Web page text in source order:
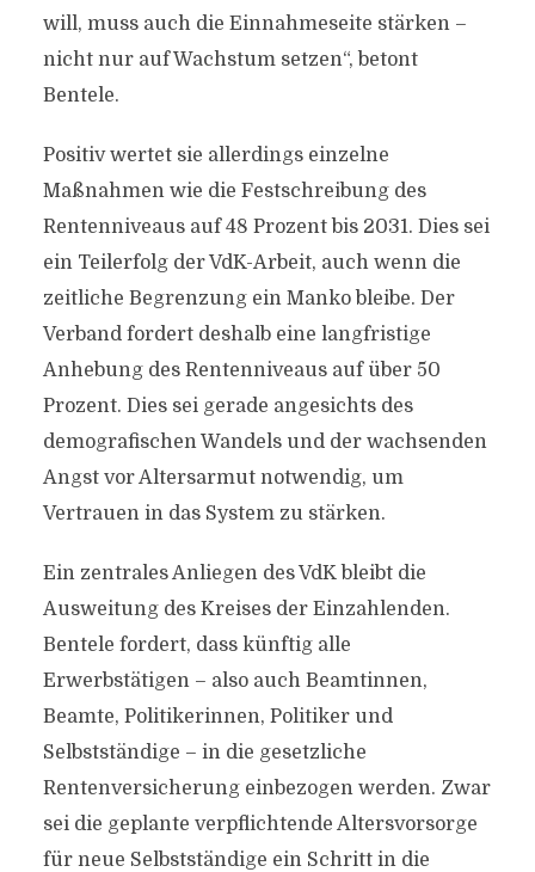
will, muss auch die Einnahmeseite stärken –
nicht nur auf Wachstum setzen“, betont
Bentele.
Positiv wertet sie allerdings einzelne
Maßnahmen wie die Festschreibung des
Rentenniveaus auf 48 Prozent bis 2031. Dies sei
ein Teilerfolg der VdK-Arbeit, auch wenn die
zeitliche Begrenzung ein Manko bleibe. Der
Verband fordert deshalb eine langfristige
Anhebung des Rentenniveaus auf über 50
Prozent. Dies sei gerade angesichts des
demografischen Wandels und der wachsenden
Angst vor Altersarmut notwendig, um
Vertrauen in das System zu stärken.
Ein zentrales Anliegen des VdK bleibt die
Ausweitung des Kreises der Einzahlenden.
Bentele fordert, dass künftig alle
Erwerbstätigen – also auch Beamtinnen,
Beamte, Politikerinnen, Politiker und
Selbstständige – in die gesetzliche
Rentenversicherung einbezogen werden. Zwar
sei die geplante verpflichtende Altersvorsorge
für neue Selbstständige ein Schritt in die